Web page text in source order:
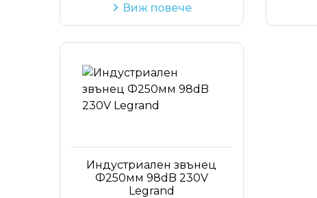
Виж повече
Индустриален звънец
Ф250мм 98dB 230V
Legrand